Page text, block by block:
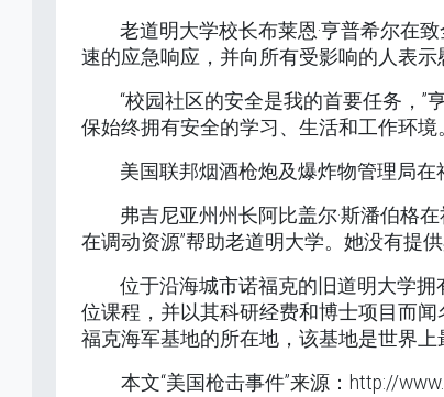
老道明大学校长布莱恩·亨普希尔在
速的应急响应，并向所有受影响的人表示
“校园社区的安全是我的首要任务，
保始终拥有安全的学习、生活和工作环境
美国联邦烟酒枪炮及爆炸物管理局在
弗吉尼亚州州长阿比盖尔·斯潘伯格
在调动资源”帮助老道明大学。她没有提供
位于沿海城市诺福克的旧道明大学
位课程，并以其科研经费和博士项目而
福克海军基地的所在地，该基地是世界上
本文“美国枪击事件”来源：http://